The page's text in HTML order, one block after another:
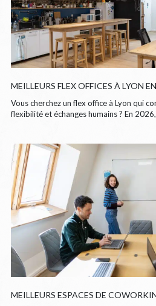
MEILLEURS FLEX OFFICES À LYON
Vous cherchez un flex office à Lyon qui
flexibilité et échanges humains ? En
MEILLEURS ESPACES DE